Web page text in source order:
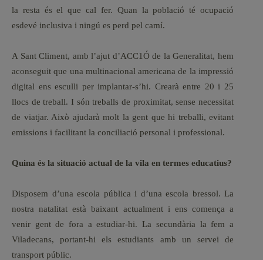
la resta és el que cal fer. Quan la població té ocupació
esdevé inclusiva i ningú es perd pel camí.
A Sant Climent, amb l’ajut d’ACC1Ó de la Generalitat, hem
aconseguit que una multinacional americana de la impressió
digital ens esculli per implantar-s’hi. Crearà entre 20 i 25
llocs de treball. I són treballs de proximitat, sense necessitat
de viatjar. Això ajudarà molt la gent que hi treballi, evitant
emissions i facilitant la conciliació personal i professional.
Quina és la situació actual de la vila en termes educatius?
Disposem d’una escola pública i d’una escola bressol. La
nostra natalitat està baixant actualment i ens comença a
venir gent de fora a estudiar-hi. La secundària la fem a
Viladecans, portant-hi els estudiants amb un servei de
transport públic.